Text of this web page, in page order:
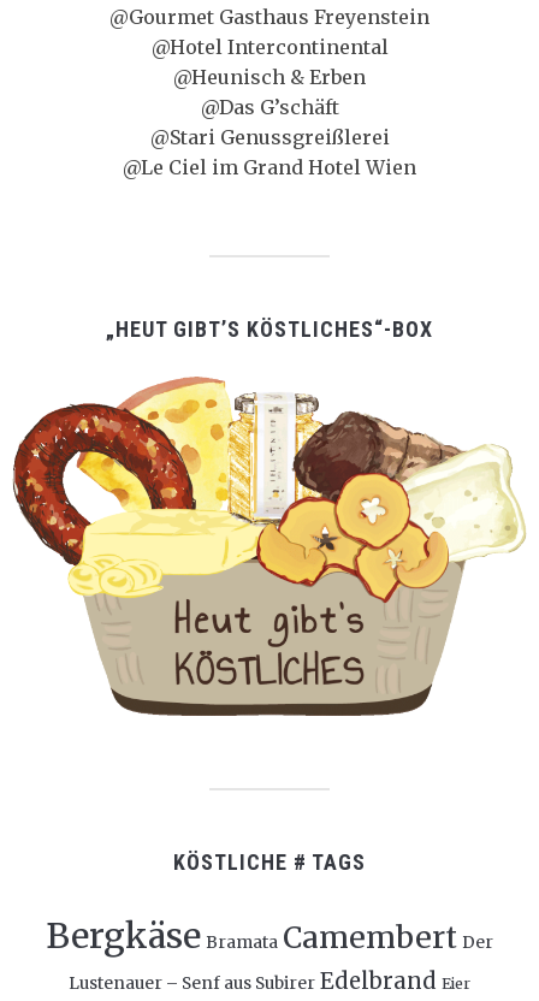
@Gourmet Gasthaus Freyenstein
@Hotel Intercontinental
@Heunisch & Erben
@Das G’schäft
@Stari Genussgreißlerei
@Le Ciel im Grand Hotel Wien
„HEUT GIBT’S KÖSTLICHES“-BOX
KÖSTLICHE # TAGS
Bergkäse Bramata Camembert Der
Lustenauer – Senf aus Subirer Edelbrand Eier